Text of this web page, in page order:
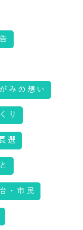
みの想い
り
選
・市民